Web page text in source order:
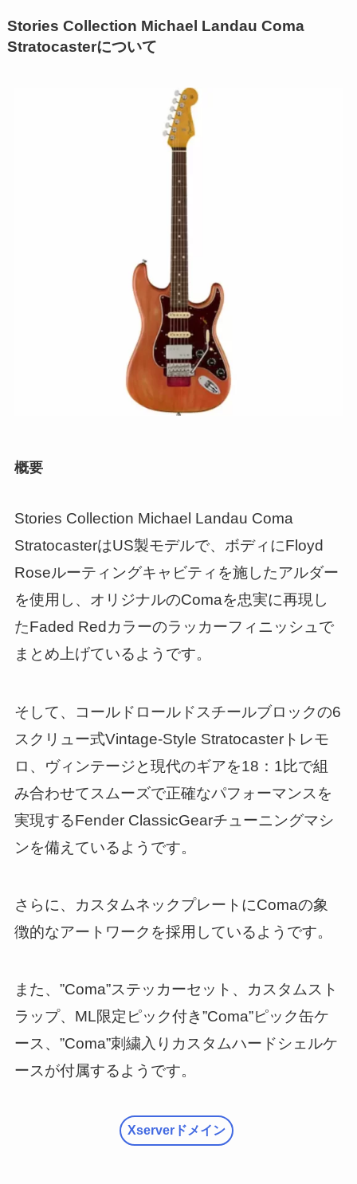
Stories Collection Michael Landau Coma
Stratocasterについて
概要
Stories Collection Michael Landau Coma
StratocasterはUS製モデルで、ボディにFloyd
Roseルーティングキャビティを施したアルダー
を使用し、オリジナルのComaを忠実に再現し
たFaded Redカラーのラッカーフィニッシュで
まとめ上げているようです。
そして、コールドロールドスチールブロックの6
スクリュー式Vintage-Style Stratocasterトレモ
ロ、ヴィンテージと現代のギアを18：1比で組
み合わせてスムーズで正確なパフォーマンスを
実現するFender ClassicGearチューニングマシ
ンを備えているようです。
さらに、カスタムネックプレートにComaの象
徴的なアートワークを採用しているようです。
また、”Coma”ステッカーセット、カスタムスト
ラップ、ML限定ピック付き”Coma”ピック缶ケ
ース、”Coma”刺繍入りカスタムハードシェルケ
ースが付属するようです。
Xserverドメイン